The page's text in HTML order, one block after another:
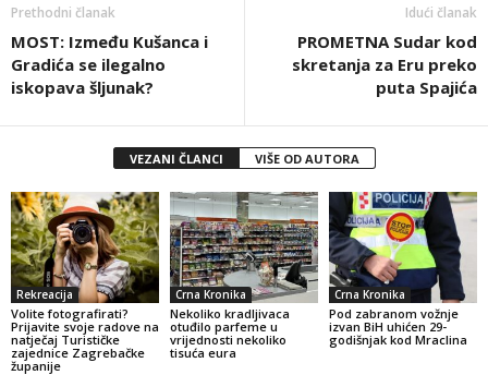
Prethodni članak
MOST: Između Kušanca i
Gradića se ilegalno
iskopava šljunak?
Idući članak
PROMETNA Sudar kod
skretanja za Eru preko
puta Spajića
VEZANI ČLANCI VIŠE OD AUTORA
Rekreacija
Volite fotografirati?
Prijavite svoje radove na
natječaj Turističke
zajednice Zagrebačke
županije
Crna Kronika
Nekoliko kradljivaca
otuđilo parfeme u
vrijednosti nekoliko
tisuća eura
Crna Kronika
Pod zabranom vožnje
izvan BiH uhićen 29-
godišnjak kod Mraclina